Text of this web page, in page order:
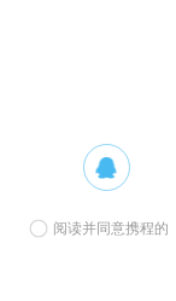
阅读并同意携程的